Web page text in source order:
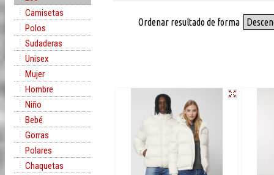
Camisetas
Polos
Sudaderas
Unisex
Mujer
Hombre
Niño
Bebé
Gorras
Polares
Chaquetas
Ordenar resultado de forma